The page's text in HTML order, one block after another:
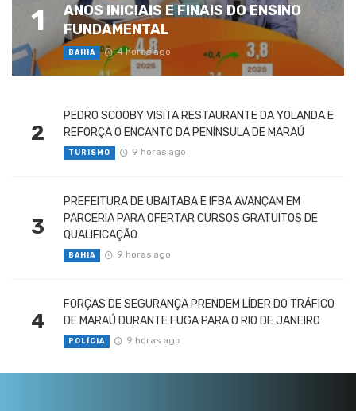
1
ANOS INICIAIS E FINAIS DO ENSINO
FUNDAMENTAL
BAHIA 4 horas ago
2
PEDRO SCOOBY VISITA RESTAURANTE DA YOLANDA E
REFORÇA O ENCANTO DA PENÍNSULA DE MARAÚ
TURISMO 9 horas ago
3
PREFEITURA DE UBAITABA E IFBA AVANÇAM EM
PARCERIA PARA OFERTAR CURSOS GRATUITOS DE
QUALIFICAÇÃO
BAHIA 9 horas ago
4
FORÇAS DE SEGURANÇA PRENDEM LÍDER DO TRÁFICO
DE MARAÚ DURANTE FUGA PARA O RIO DE JANEIRO
POLÍCIA 9 horas ago